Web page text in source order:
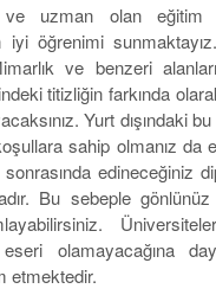
ve uzman olan eğitim
iyi öğrenimi sunmaktayız.
ve benzeri
titizliğin farkında
Yurt dışındaki
sahip olmanız da
edineceğiniz
Bu sebeple
olamayacağına
etmektedir.